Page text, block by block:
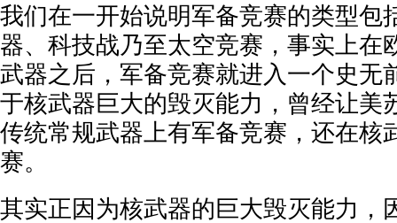
我们在一开始说明军备竞赛的类型包
器、科技战乃至太空竞赛，事实上在
武器之后，军备竞赛就进入一个史无
于核武器巨大的毁灭能力，曾经让美
传统常规武器上有军备竞赛，还在核
赛。
其实正因为核武器的巨大毁灭能力，